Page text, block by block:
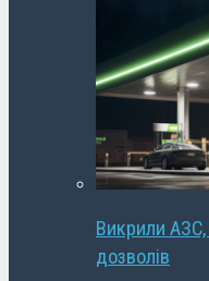
Викрили
дозволів